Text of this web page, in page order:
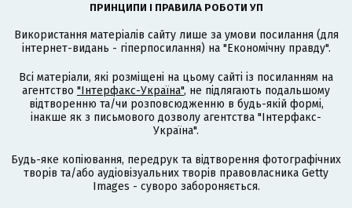
ПРИНЦИПИ І ПРАВИЛА РОБОТИ УП
Використання матеріалів сайту лише за умови посилання (для
інтернет-видань - гіперпосилання) на "Економічну правду".
Всі матеріали, які розміщені на цьому сайті із посиланням на
агентство "Інтерфакс-Україна", не підлягають подальшому
відтворенню та/чи розповсюдженню в будь-якій формі,
інакше як з письмового дозволу агентства "Інтерфакс-
Україна".
Будь-яке копіювання, передрук та відтворення фотографічних
творів та/або аудіовізуальних творів правовласника Getty
Images - суворо забороняється.